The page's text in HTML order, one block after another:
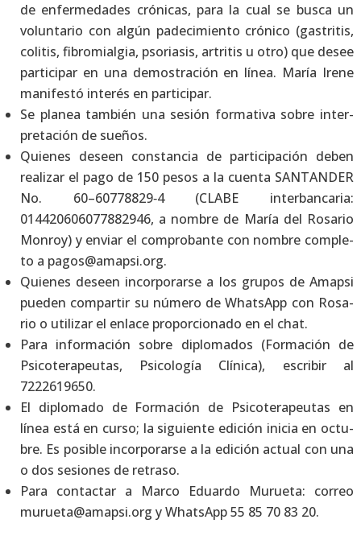
de enfer­me­da­des cró­ni­cas, para la cual se bus­ca un
volun­ta­rio con algún pade­ci­mien­to cró­ni­co (gas­tri­tis,
coli­tis, fibro­mial­gia, pso­ria­sis, artri­tis u otro) que desee
par­ti­ci­par en una demos­tra­ción en línea. María Ire­ne
mani­fes­tó inte­rés en par­ti­ci­par.
Se pla­nea tam­bién una sesión for­ma­ti­va sobre inter­
pre­ta­ción de sue­ños.
Quie­nes deseen cons­tan­cia de par­ti­ci­pa­ción deben
rea­li­zar el pago de 150 pesos a la cuen­ta SANTANDER
No. 60–60778829‑4 (CLABE inter­ban­ca­ria:
014420606077882946, a nom­bre de María del Rosa­rio
Mon­roy) y enviar el com­pro­ban­te con nom­bre com­ple­
to a pagos@amapsi.org.
Quie­nes deseen incor­po­rar­se a los gru­pos de Amap­si
pue­den com­par­tir su núme­ro de WhatsApp con Rosa­
rio o uti­li­zar el enla­ce pro­por­cio­na­do en el chat.
Para infor­ma­ción sobre diplo­ma­dos (For­ma­ción de
Psi­co­te­ra­peu­tas, Psi­co­lo­gía Clí­ni­ca), escri­bir al
7222619650.
El diplo­ma­do de For­ma­ción de Psi­co­te­ra­peu­tas en
línea está en cur­so; la siguien­te edi­ción ini­cia en octu­
bre. Es posi­ble incor­po­rar­se a la edi­ción actual con una
o dos sesio­nes de retra­so.
Para con­tac­tar a Mar­co Eduar­do Murue­ta: correo
murueta@amapsi.org y WhatsApp 55 85 70 83 20.